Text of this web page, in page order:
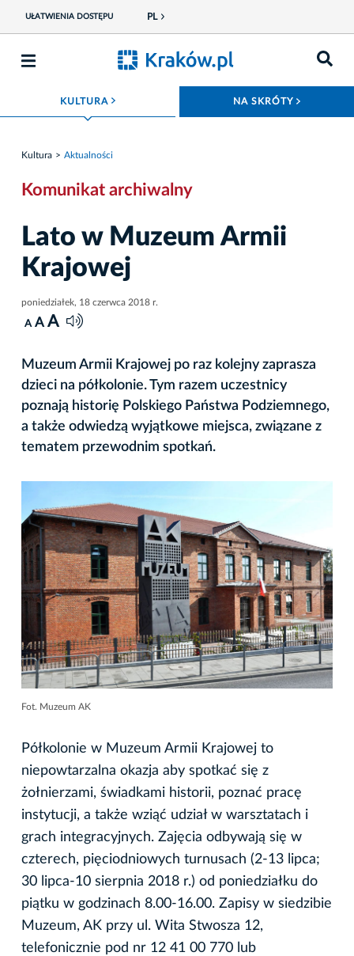
UŁATWIENIA DOSTĘPU PL
KULTURA ROZWIŃ MENU NA SKRÓTY
Kultura Aktualności
Komunikat archiwalny
Lato w Muzeum Armii
Krajowej
poniedziałek, 18 czerwca 2018 r.
A A A
Muzeum Armii Krajowej po raz kolejny zaprasza
dzieci na półkolonie. Tym razem uczestnicy
poznają historię Polskiego Państwa Podziemnego,
a także odwiedzą wyjątkowe miejsca, związane z
tematem przewodnim spotkań.
Fot. Muzeum AK
Półkolonie w Muzeum Armii Krajowej to
niepowtarzalna okazja aby spotkać się z
żołnierzami, świadkami historii, poznać pracę
instytucji, a także wziąć udział w warsztatach i
grach integracyjnych. Zajęcia odbywają się w
czterech, pięciodniowych turnusach (2-13 lipca;
30 lipca-10 sierpnia 2018 r.) od poniedziałku do
piątku w godzinach 8.00-16.00. Zapisy w siedzibie
Muzeum, AK przy ul. Wita Stwosza 12,
telefonicznie pod nr 12 41 00 770 lub